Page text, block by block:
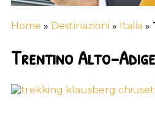
Home » Destinazioni » Italia »
Trentino Alto-Adige